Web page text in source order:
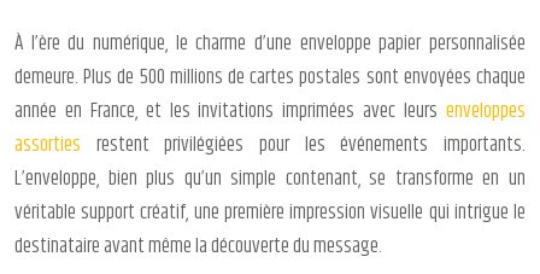
À l’ère du numérique, le charme d’une enveloppe papier personnalisée
demeure. Plus de 500 millions de cartes postales sont envoyées chaque
année en France, et les invitations imprimées avec leurs enveloppes
assorties restent privilégiées pour les événements importants.
L’enveloppe, bien plus qu’un simple contenant, se transforme en un
véritable support créatif, une première impression visuelle qui intrigue le
destinataire avant même la découverte du message.